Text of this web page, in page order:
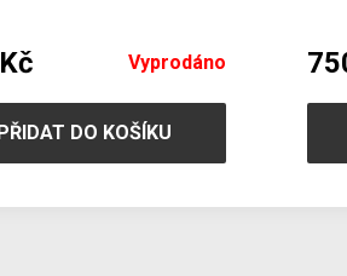
Vyprodáno
DO KOŠÍKU